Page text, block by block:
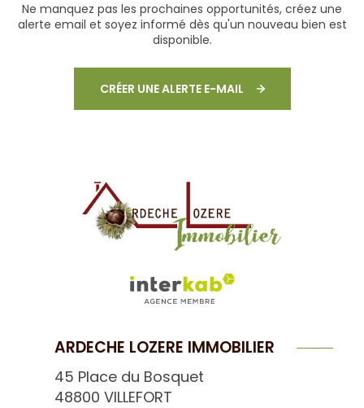
Ne manquez pas les prochaines opportunités, créez une
alerte email et soyez informé dès qu'un nouveau bien est
disponible.
CRÉER UNE ALERTE E-MAIL
ARDECHE LOZERE IMMOBILIER
45 Place du Bosquet
48800 VILLEFORT